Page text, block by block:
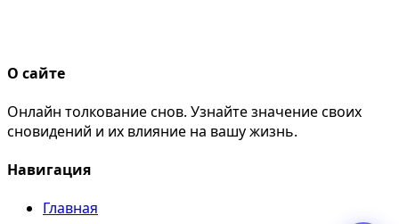
О сайте
Онлайн толкование снов. Узнайте значение своих
сновидений и их влияние на вашу жизнь.
Навигация
Главная